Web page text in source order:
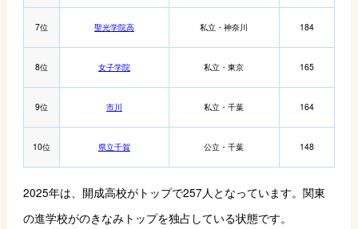
7位 聖光学院高 私立・神奈川 184
8位 女子学院 私立・東京 165
9位 市川 私立・千葉 164
10位 県立千賀 公立・千葉 148
2025年は、開成高校がトップで257人となっています。関東
の進学校がのきなみトップを独占している状態です。